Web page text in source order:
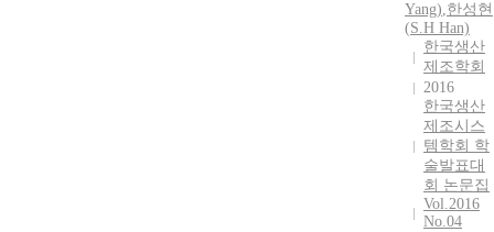
Yang),한성현
(S.H Han)
한국생산
제조학회
2016
한국생산
제조시스
템학회 학
술발표대
회 논문집
Vol.2016
No.04